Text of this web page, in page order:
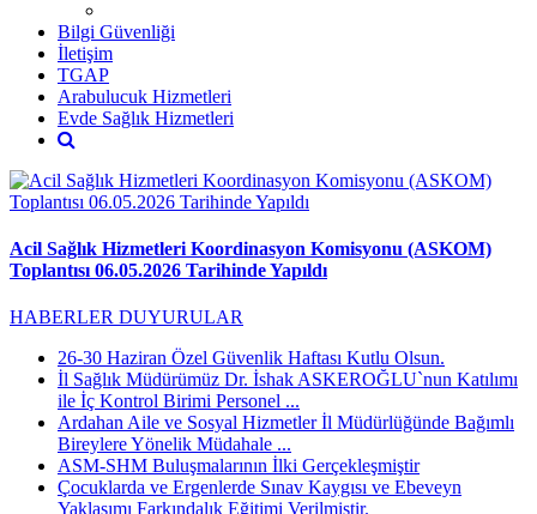
Bilgi Güvenliği
İletişim
TGAP
Arabulucuk Hizmetleri
Evde Sağlık Hizmetleri
Acil Sağlık Hizmetleri Koordinasyon Komisyonu (ASKOM)
Toplantısı 06.05.2026 Tarihinde Yapıldı
HABERLER DUYURULAR
26-30 Haziran Özel Güvenlik Haftası Kutlu Olsun.
İl Sağlık Müdürümüz Dr. İshak ASKEROĞLU`nun Katılımı
ile İç Kontrol Birimi Personel ...
Ardahan Aile ve Sosyal Hizmetler İl Müdürlüğünde Bağımlı
Bireylere Yönelik Müdahale ...
ASM-SHM Buluşmalarının İlki Gerçekleşmiştir
Çocuklarda ve Ergenlerde Sınav Kaygısı ve Ebeveyn
Yaklaşımı Farkındalık Eğitimi Verilmiştir.